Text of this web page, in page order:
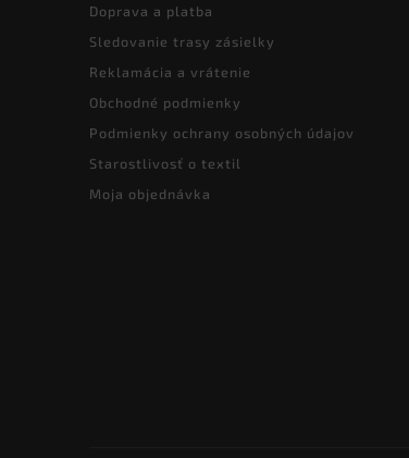
Doprava a platba
Sledovanie trasy zásielky
Reklamácia a vrátenie
Obchodné podmienky
Podmienky ochrany osobných údajov
Starostlivosť o textil
Moja objednávka